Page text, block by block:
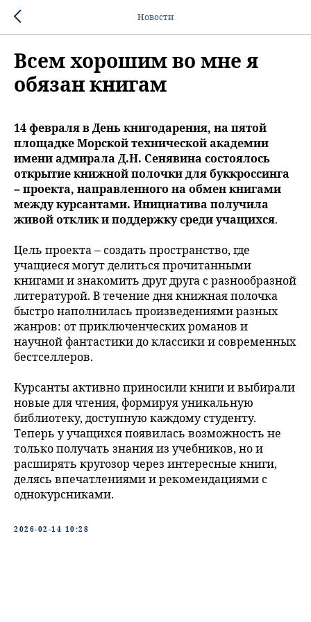
Новости
Всем хорошим во мне я
обязан книгам
14 февраля в День книгодарения, на пятой
площадке Морской технической академии
имени адмирала Д.Н. Сенявина состоялось
открытие книжной полочки для буккроссинга
– проекта, направленного на обмен книгами
между курсантами. Инициатива получила
живой отклик и поддержку среди учащихся.
Цель проекта – создать пространство, где
учащиеся могут делиться прочитанными
книгами и знакомить друг друга с разнообразной
литературой. В течение дня книжная полочка
быстро наполнилась произведениями разных
жанров: от приключенческих романов и
научной фантастики до классики и современных
бестселлеров.
Курсанты активно приносили книги и выбирали
новые для чтения, формируя уникальную
библиотеку, доступную каждому студенту.
Теперь у учащихся появилась возможность не
только получать знания из учебников, но и
расширять кругозор через интересные книги,
делясь впечатлениями и рекомендациями с
однокурсниками.
2026-02-14 10:28